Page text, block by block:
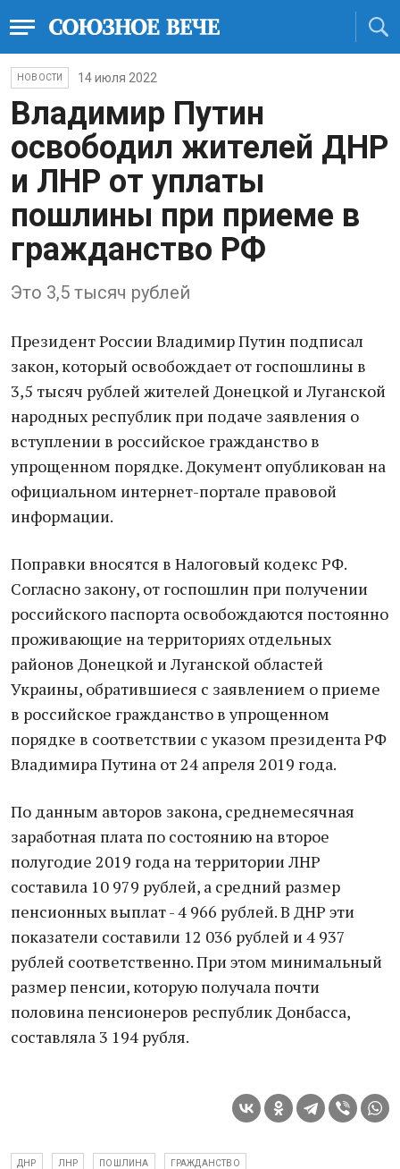
НОВОСТИ 14 июля 2022
Владимир Путин
освободил жителей ДНР
и ЛНР от уплаты
пошлины при приеме в
гражданство РФ
Это 3,5 тысяч рублей
Президент России Владимир Путин подписал
закон, который освобождает от госпошлины в
3,5 тысяч рублей жителей Донецкой и Луганской
народных республик при подаче заявления о
вступлении в российское гражданство в
упрощенном порядке. Документ опубликован на
официальном интернет-портале правовой
информации.
Поправки вносятся в Налоговый кодекс РФ.
Согласно закону, от госпошлин при получении
российского паспорта освобождаются постоянно
проживающие на территориях отдельных
районов Донецкой и Луганской областей
Украины, обратившиеся с заявлением о приеме
в российское гражданство в упрощенном
порядке в соответствии с указом президента РФ
Владимира Путина от 24 апреля 2019 года.
По данным авторов закона, среднемесячная
заработная плата по состоянию на второе
полугодие 2019 года на территории ЛНР
составила 10 979 рублей, а средний размер
пенсионных выплат - 4 966 рублей. В ДНР эти
показатели составили 12 036 рублей и 4 937
рублей соответственно. При этом минимальный
размер пенсии, которую получала почти
половина пенсионеров республик Донбасса,
составляла 3 194 рубля.
ДНР ЛНР ПОШЛИНА ГРАЖДАНСТВО